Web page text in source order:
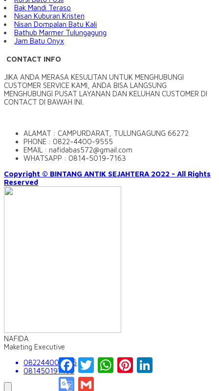
Bak Mandi Teraso
Nisan Kuburan Kristen
Nisan Dompalan Batu Kali
Bathub Marmer Tulungagung
Jam Batu Onyx
CONTACT INFO
JIKA ANDA MERASA KESULITAN UNTUK MENGHUBUNGI
CUSTOMER SERVICE KAMI, ANDA BISA LANGSUNG
MENGHUBUNGI PUSAT LAYANAN DAN KELUHAN CUSTOMER DI
CONTACT DI BAWAH INI.
ALAMAT : CAMPURDARAT, TULUNGAGUNG 66272
PHONE : 0822-4400-9555
EMAIL : nafidabas572@gmail.com
WHATSAPP : 0814-5019-7163
Copyright © BINTANG ANTIK SEJAHTERA 2022 - All Rights
Reserved
NAFIDA
Maketing Executive
082244009555
081450197163
FacebookTwitterWhatsAppPinterest
Google
Translate